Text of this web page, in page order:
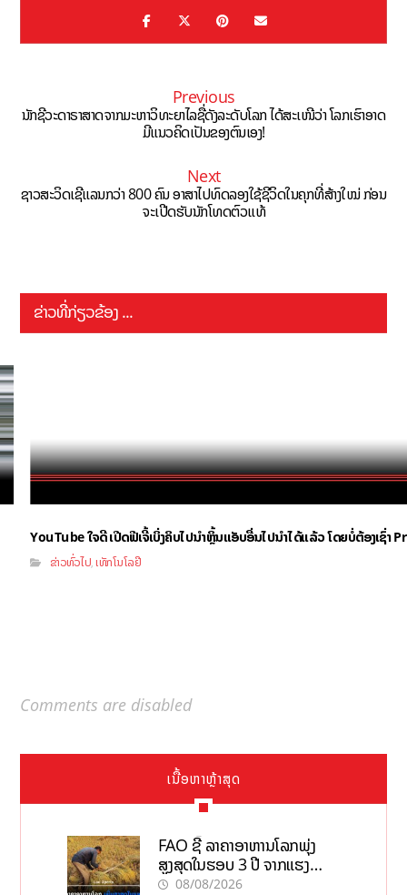
Previous
ນັກຊີວະດາຣາສາດຈາກມະຫາວິທະຍາໄລຊື່ດັງລະດັບໂລກ ໄດ້ສະເໜີວ່າ ໂລກເຮົາອາດ
ມີແນວຄິດເປັນຂອງຕົນເອງ!
Next
ຊາວສະວິດເຊີແລນກວ່າ 800 ຄົນ ອາສາໄປທົດລອງໃຊ້ຊີວິດໃນຄຸກທີ່ສ້າງໃໝ່ ກ່ອນ
ຈະເປີດຮັບນັກໂທດຕົວແທ້
ຂ່າວທີ່ກ່ຽວຂ້ອງ ...
YouTube ໃຈດີ ເປີດຟີເຈີ້ເບິ່ງຄິບໄປນຳຫຼິ້ນແອັບອື່ນໄປນຳໄດ້ແລ້ວ ໂດຍບໍ່ຕ້ອງເຊົ່າ
ຂ່າວທົ່ວໄປ ,ເທັກໂນໂລຢີ
Comments are disabled
ເນື້ອຫາຫຼ້າສຸດ
FAO ຊີ້ ລາຄາອາຫານໂລກພຸ່ງ
ສູງສຸດໃນຮອບ 3 ປີ ຈາກແຮງ
ກົດດັນຂອງສົງຄາມ, El nino
08/08/2026